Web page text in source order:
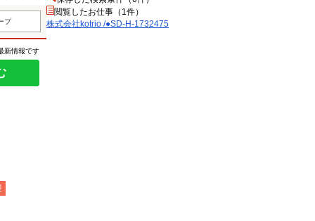
プ
新情報です
閲覧したお仕事（1件）
株式会社kotrio /●SD-H-1732475